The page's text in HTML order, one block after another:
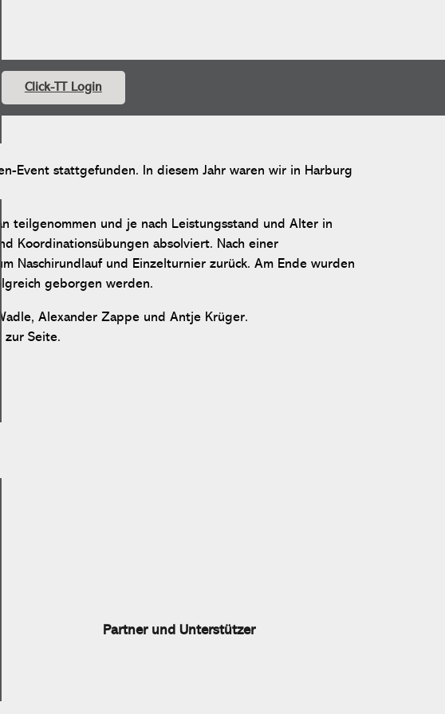
Click-TT Login
Event stattgefunden. In diesem Jahr waren wir in Harburg
teilgenommen und je nach Leistungsstand und Alter in
Koordinationsübungen absolviert. Nach einer
Naschirundlauf und Einzelturnier zurück. Am Ende wurden
geborgen werden.
Alexander Zappe und Antje Krüger.
zur Seite.
Partner und Unterstützer